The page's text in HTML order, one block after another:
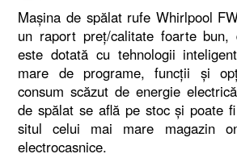
Mașina de spălat rufe Whirlpool
un raport preț/calitate foarte bun,
este dotată cu tehnologii
mare de programe, funcții și
consum scăzut de energie
de spălat se află pe stoc și poate
situl celui mai mare magazin
electrocasnice.